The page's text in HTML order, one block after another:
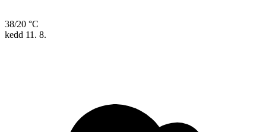
38/20 °C
kedd 11. 8.